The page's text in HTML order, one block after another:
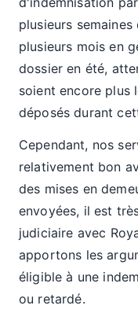
plusieurs
plusieurs mois en
dossier en été,
soient encore plus
déposés durant
Cependant, nos
relativement bon
des mises en
envoyées, il est
judiciaire avec
apportons les
éligible à une
ou retardé.